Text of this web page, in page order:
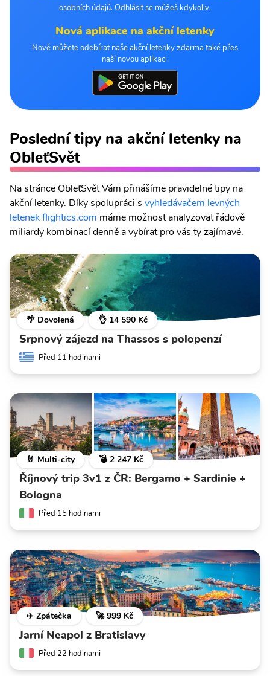
osobních údajů. Odhlásit se můžeš kdykoliv.
Nová aplikace na akční letenky
Nově můžete odebírat naše akční letenky zdarma také přes
naší novou aplikaci.
Poslední tipy na akční letenky na
ObleťSvět
Na stránce ObleťSvět Vám přinášíme pravidelné tipy na
akční letenky. Díky spolupráci s vyhledávačem levných
letenek flightics.com máme možnost analyzovat řádově
miliardy kombinací denně a vybírat pro vás ty zajímavé.
🌴 Dovolená 👌 14 590 Kč
Srpnový zájezd na Thassos s polopenzí
Před 11 hodinami
🤘 Multi-city 💣 2 247 Kč
Říjnový trip 3v1 z ČR: Bergamo + Sardinie +
Bologna
Před 15 hodinami
✈️ Zpátečka 🚀 999 Kč
Jarní Neapol z Bratislavy
Před 22 hodinami